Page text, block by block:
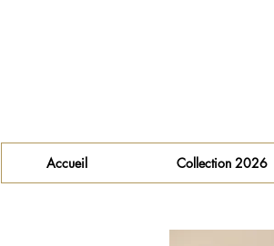
Accueil Collection 2026